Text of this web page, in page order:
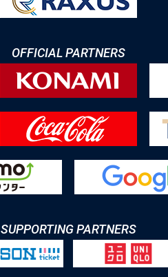
OFFICIAL PARTNERS
SUPPORTING PARTNERS